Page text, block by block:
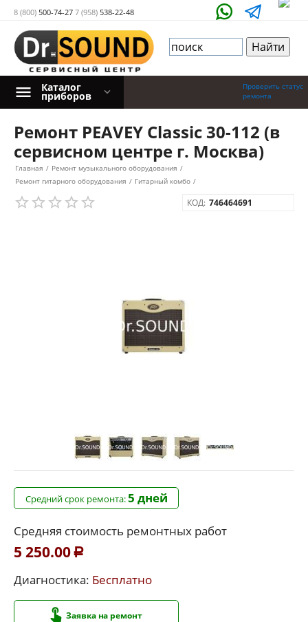
8 (800) 500-74-27 7 (958) 538-22-48
Проверить статус
ремонта
Каталог
приборов
Ремонт PEAVEY Classic 30-112 (в
сервисном центре г. Москва)
Главная / Ремонт музыкального оборудования /
Ремонт гитарного оборудования / Гитарный комбо /
КОД: 746464691
Средний срок ремонта:5 дней
Средняя стоимость ремонтных работ
5 250.00 Р
Диагностика: Бесплатно
Заявка на ремонт